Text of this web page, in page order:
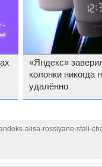
«Яндекс»
колонки никогда
удалённо
alisa-rossiyane-stali-